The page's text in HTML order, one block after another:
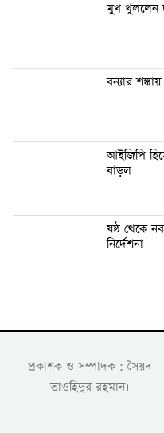
মুখ খুললেন
বন্যার শঙ্কায়
আইজিপি
বাড়ল
ষষ্ঠ থেকে
নির্দেশনা
প্রকাশক ও সম্পাদক : সৈয়দ
তাওহিদুর রহমান।